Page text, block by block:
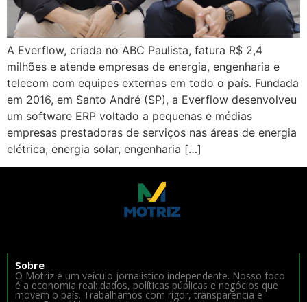
A Everflow, criada no ABC Paulista, fatura R$ 2,4
milhões e atende empresas de energia, engenharia e
telecom com equipes externas em todo o país. Fundada
em 2016, em Santo André (SP), a Everflow desenvolveu
um software ERP voltado a pequenas e médias
empresas prestadoras de serviços nas áreas de energia
elétrica, energia solar, engenharia […]
Sobre
O Motriz é um veículo jornalístico independente. Nosso foco
é a economia real: dados, políticas públicas e negócios que
movem o país. Trabalhamos com rigor, transparência e